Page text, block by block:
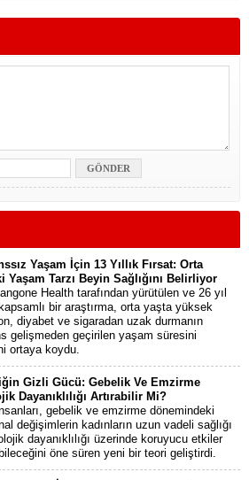
Yaşam İçin 13 Yıllık Fırsat: Orta
Yaşam Tarzı Beyin Sağlığını Belirliyor
Health tarafından yürütülen ve 26 yıl
bir araştırma, orta yaşta yüksek
diyabet ve sigaradan uzak durmanın
gelişmeden geçirilen yaşam süresini
ortaya koydu.
Gizli Gücü: Gebelik Ve Emzirme
Dayanıklılığı Artırabilir Mi?
gebelik ve emzirme dönemindeki
değişimlerin kadınların uzun vadeli sağlığı
dayanıklılığı üzerinde koruyucu etkiler
öne süren yeni bir teori geliştirdi.